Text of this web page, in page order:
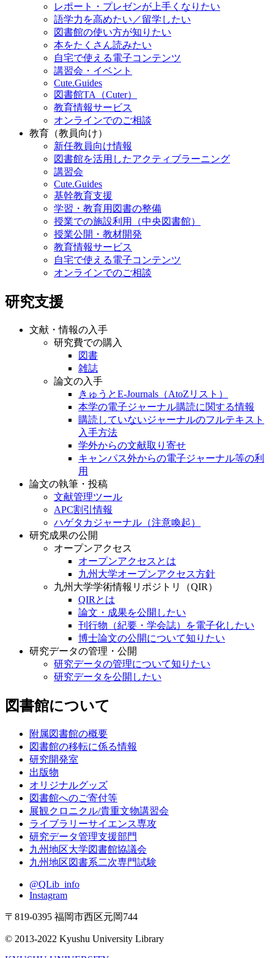
レポート・プレゼンが上手くなりたい
語学力を高めたい／留学したい
図書館の使い方が知りたい
本をたくさん読みたい
自宅で使える電子コンテンツ
講習会・イベント
Cute.Guides
図書館TA（Cuter）
教育情報サービス
オンラインでのご相談
教育（教員向け）
新任教員向け情報
図書館を活用したアクティブラーニング
講習会
Cute.Guides
基幹教育支援
学習・教育用図書の整備
授業での施設利用（中央図書館）
授業公開・教材開発
教育情報サービス
自宅で使える電子コンテンツ
オンラインでのご相談
研究支援
文献・情報の入手
研究費での購入
図書
雑誌
論文の入手
きゅうとE-Journals（AtoZリスト）
本学の電子ジャーナル購読に関する情報
購読していないジャーナルのフルテキスト
入手方法
学外からの文献取り寄せ
キャンパス外からの電子ジャーナル等の利
用
論文の執筆・投稿
文献管理ツール
APC割引情報
ハゲタカジャーナル（注意喚起）
研究成果の公開
オープンアクセス
オープンアクセスとは
九州大学オープンアクセス方針
九州大学学術情報リポジトリ（QIR）
QIRとは
論文・成果を公開したい
刊行物（紀要・学会誌）を電子化したい
博士論文の公開について知りたい
研究データの管理・公開
研究データの管理について知りたい
研究データを公開したい
図書館について
附属図書館の概要
図書館の移転に係る情報
研究開発室
出版物
オリジナルグッズ
図書館へのご寄付等
展観クロニクル/貴重文物講習会
ライブラリーサイエンス専攻
研究データ管理支援部門
九州地区大学図書館協議会
九州地区図書系二次専門試験
@QLib_info
Instagram
〒819-0395 福岡市西区元岡744
© 2013-2022 Kyushu University Library